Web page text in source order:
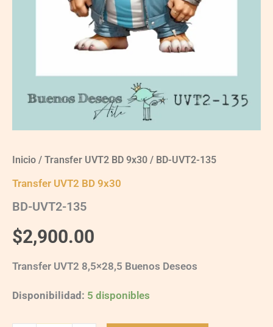
Inicio / Transfer UVT2 BD 9x30 / BD-UVT2-135
Transfer UVT2 BD 9x30
BD-UVT2-135
$2,900.00
Transfer UVT2 8,5×28,5 Buenos Deseos
Disponibilidad: 5 disponibles